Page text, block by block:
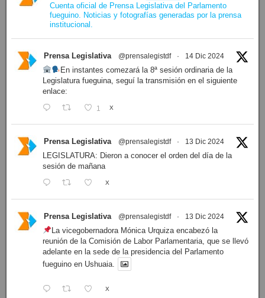
Cuenta oficial de Prensa Legislativa del Parlamento
fueguino. Noticias y fotografías generadas por la prensa
institucional.
Prensa Legislativa @prensalegistdf · 14 Dic 2024
En instantes comezará la 8ª sesión ordinaria de la
Legislatura fueguina, seguí la transmisión en el siguiente
enlace:
1 X
Prensa Legislativa @prensalegistdf · 13 Dic 2024
LEGISLATURA: Dieron a conocer el orden del día de la
sesión de mañana
X
Prensa Legislativa @prensalegistdf · 13 Dic 2024
La vicegobernadora Mónica Urquiza encabezó la
reunión de la Comisión de Labor Parlamentaria, que se llevó
adelante en la sede de la presidencia del Parlamento
fueguino en Ushuaia.
X